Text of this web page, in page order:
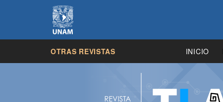
OTRAS REVISTAS INICIO